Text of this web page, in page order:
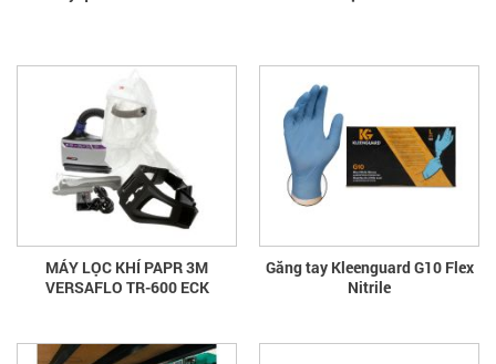
MÁY LỌC KHÍ PAPR 3M
VERSAFLO TR-600 ECK
Găng tay Kleenguard G10 Flex
Nitrile